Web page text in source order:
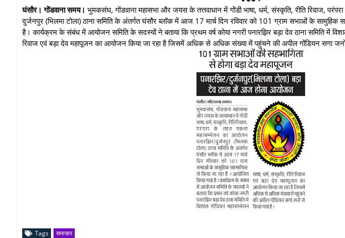
घंसौर। गोंडवाना समय। भुमकसंघ, गोंडवाना महासभा और जयस के तत्तवाधान में गोंडी भाषा, धर्म, संस्कृति, रीति रिवाज,
दुर्जनपुर (भिलमा टोला) ठाना समिति के अंतर्गत घंसौर ब्लॉक में आज 17 मार्च दिन रविवार को 101 ग्राम सभाओं के सामुहिक
है। कार्यक्रम के संबंध में आयोजन समिति के सदस्यों ने बताया कि प्रथम वर्ष कोया नगरी पनारझिर बड़ा देव ठाना समिति में
रिवाज एवं बड़ा देव महापूजन का आयोजन किया जा रहा है जिसमें अधिक से अधिक संख्या में पहुंचने की अपील गोंडियन सगा
Tags समाचार